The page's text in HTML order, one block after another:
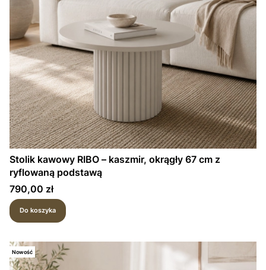
Stolik kawowy RIBO – kaszmir, okrągły 67 cm z
ryflowaną podstawą
Cena
790,00 zł
Do koszyka
Nowość